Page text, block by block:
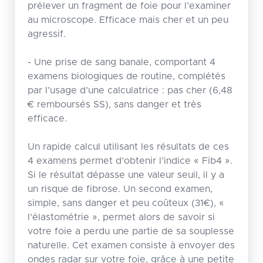
prélever un fragment de foie pour l’examiner
au microscope. Efficace mais cher et un peu
agressif.
- Une prise de sang banale, comportant 4
examens biologiques de routine, complétés
par l’usage d’une calculatrice : pas cher (6,48
€ remboursés SS), sans danger et très
efficace.
Un rapide calcul utilisant les résultats de ces
4 examens permet d’obtenir l’indice « Fib4 ».
Si le résultat dépasse une valeur seuil, il y a
un risque de fibrose. Un second examen,
simple, sans danger et peu coûteux (31€), «
l’élastométrie », permet alors de savoir si
votre foie a perdu une partie de sa souplesse
naturelle. Cet examen consiste à envoyer des
ondes radar sur votre foie, grâce à une petite